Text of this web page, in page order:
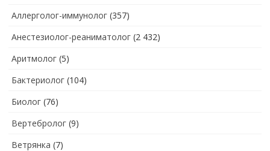
Аллерголог-иммунолог (357)
Анестезиолог-реаниматолог (2 432)
Аритмолог (5)
Бактериолог (104)
Биолог (76)
Вертебролог (9)
Ветрянка (7)